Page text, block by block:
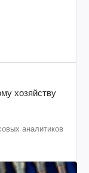
хозяйству
аналитиков